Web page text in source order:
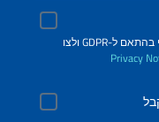
אני מקבל/ת את השימוש בנתונים האישיים שלי בהתאם ל-GDPR ולצו
Privacy